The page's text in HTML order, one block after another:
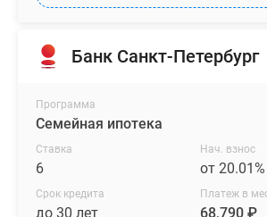
Банк Санкт-Петербург
Программа
Семейная ипотека
Ставка
6
Нач. взнос
от 20.01%
Срок кредита
до 30 лет
Платеж в
68,790 ₽